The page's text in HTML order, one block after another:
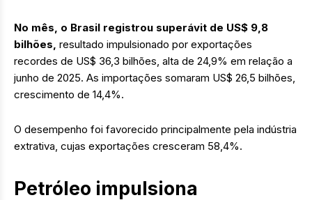
No mês, o Brasil registrou superávit de US$ 9,8
bilhões, resultado impulsionado por exportações
recordes de US$ 36,3 bilhões, alta de 24,9% em relação a
junho de 2025. As importações somaram US$ 26,5 bilhões,
crescimento de 14,4%.
O desempenho foi favorecido principalmente pela indústria
extrativa, cujas exportações cresceram 58,4%.
Petróleo impulsiona